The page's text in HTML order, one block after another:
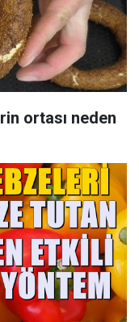
ortası neden